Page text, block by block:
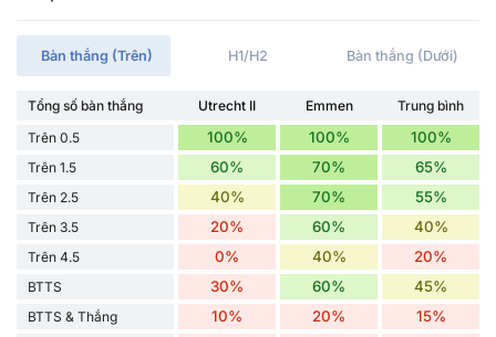
Bàn thắng (Trên) H1/H2 Bàn thắng (Dưới)
Tổng số bàn thắng Utrecht II Emmen
Trung bình
Trên 0.5
100% 100% 100%
Trên 1.5 60% 70% 65%
Trên 2.5 40% 70% 55%
Trên 3.5 20% 60% 40%
Trên 4.5 0% 40% 20%
BTTS 30% 60% 45%
BTTS & Thắng 10% 20% 15%